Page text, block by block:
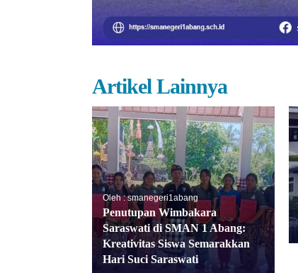
Artikel Lainnya
Oleh : smanegeri1abang
Penutupan Wimbakara
Saraswati di SMAN 1 Abang:
Kreativitas Siswa Semarakkan
Hari Suci Saraswati